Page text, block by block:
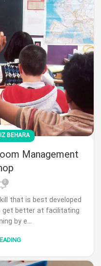
BEHARA
Management
0
that is best developed
get better at facilitating
by e...